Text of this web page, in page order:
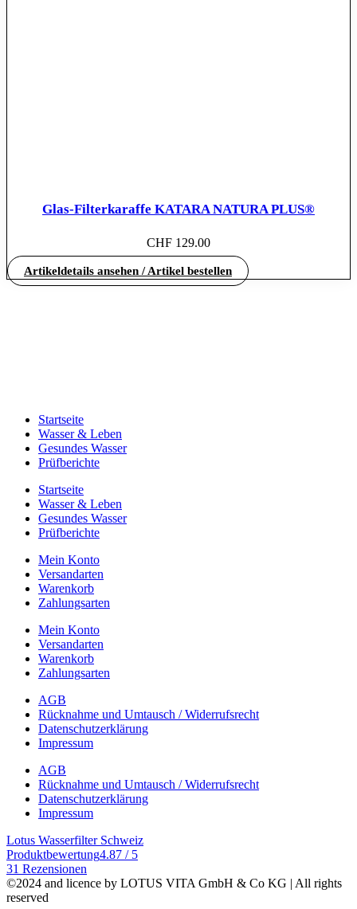
Glas-Filterkaraffe KATARA NATURA PLUS®
CHF 129.00
Artikeldetails ansehen / Artikel bestellen
Startseite
Wasser & Leben
Gesundes Wasser
Prüfberichte
Startseite
Wasser & Leben
Gesundes Wasser
Prüfberichte
Mein Konto
Versandarten
Warenkorb
Zahlungsarten
Mein Konto
Versandarten
Warenkorb
Zahlungsarten
AGB
Rücknahme und Umtausch / Widerrufsrecht
Datenschutzerklärung
Impressum
AGB
Rücknahme und Umtausch / Widerrufsrecht
Datenschutzerklärung
Impressum
Lotus Wasserfilter Schweiz
Produktbewertung4.87 / 5
31 Rezensionen
©2024 and licence by LOTUS VITA GmbH & Co KG | All rights
reserved